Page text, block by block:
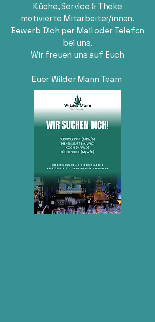
Küche, Service & Theke
motivierte Mitarbeiter/innen.
Bewerb Dich per Mail oder Telefon
bei uns.
Wir freuen unsauf Euch
Euer Wilder Mann Team